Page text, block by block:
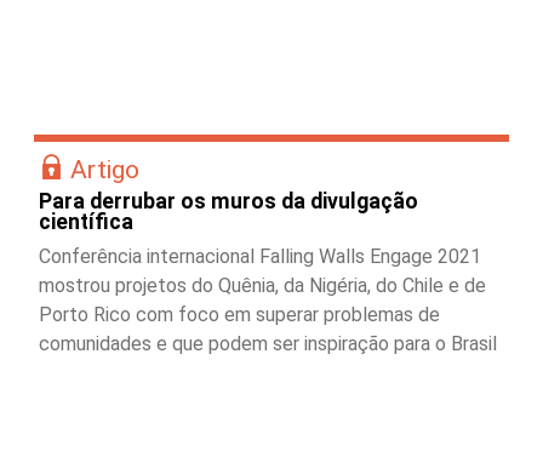
Artigo
Para derrubar os muros da divulgação
científica
Conferência internacional Falling Walls Engage 2021
mostrou projetos do Quênia, da Nigéria, do Chile e de
Porto Rico com foco em superar problemas de
comunidades e que podem ser inspiração para o Brasil